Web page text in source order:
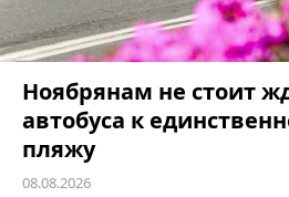
Ноябрянам не стоит
автобуса к
пляжу
08.08.2026